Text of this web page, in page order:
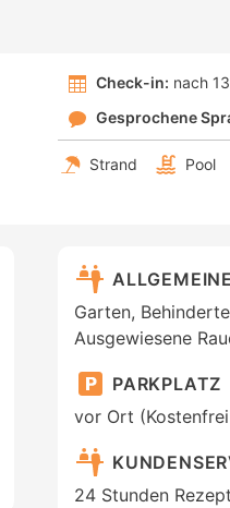
Check-in: nach
Gesprochene
Strand Pool
Garten,
Ausgewiesene
PARKPLATZ
vor Ort
24 Stunden